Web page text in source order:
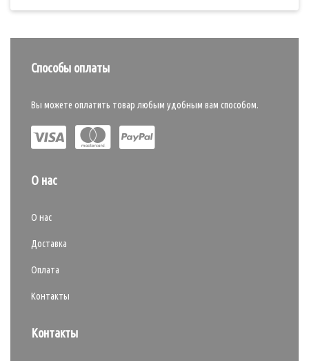
Способы оплаты
Вы можете оплатить товар любым удобным вам способом.
О нас
О нас
Доставка
Оплата
Контакты
Контакты